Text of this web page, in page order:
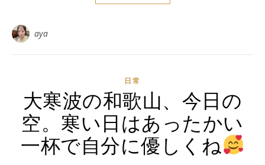
aya
日常
大寒波の和歌山、今日の
空。寒い日はあったかい
一杯で自分に優しくね